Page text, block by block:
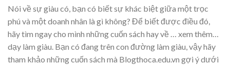
Nói về sự giàu có, bạn có biết sự khác biệt giữa một trọc
phú và một doanh nhân là gì không? Để biết được điều đó,
hãy tìm ngay cho mình những cuốn sách hay về
… xem thêm…
dạy làm giàu. Bạn có đang trên con đường làm giàu, vậy hãy
tham khảo những cuốn sách mà Blogthoca.edu.vn gợi ý dưới